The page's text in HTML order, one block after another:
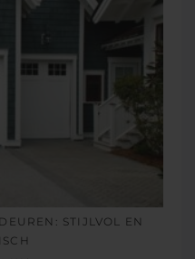
STIJLVOL EN